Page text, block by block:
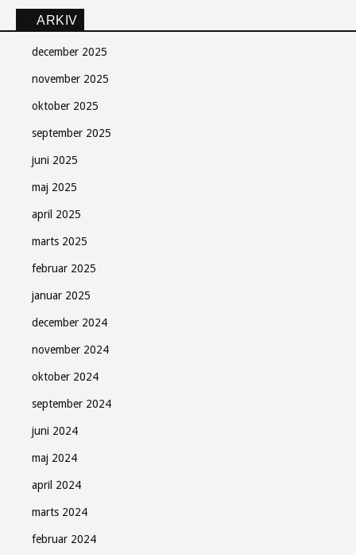
ARKIV
december 2025
november 2025
oktober 2025
september 2025
juni 2025
maj 2025
april 2025
marts 2025
februar 2025
januar 2025
december 2024
november 2024
oktober 2024
september 2024
juni 2024
maj 2024
april 2024
marts 2024
februar 2024